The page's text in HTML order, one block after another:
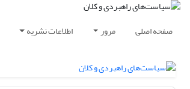
صفحه اصلی مرور اطلاعات نشریه